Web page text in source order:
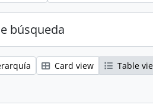
búsqueda
Card view
Table